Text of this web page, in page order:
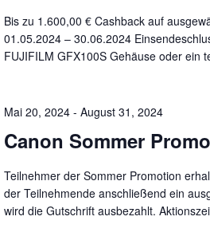
Bis zu 1.600,00 € Cashback auf
01.05.2024 – 30.06.2024
FUJIFILM GFX100S Gehäuse oder ein
Canon Sommer
Mai 20, 2024- August 31, 2024
Teilnehmer der Sommer Promotion
der Teilnehmende anschließend ein
wird die Gutschrift ausbezahlt.